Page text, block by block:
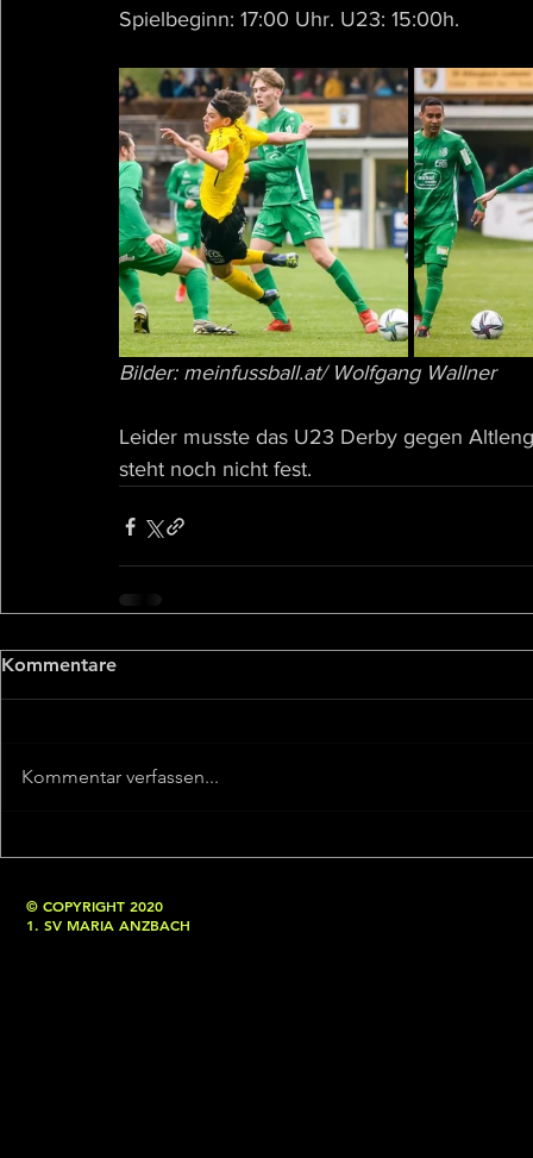
Spielbeginn: 17:00 Uhr. U23: 15:00h.
Bilder: meinfussball.at/ Wolfgang Wallner
Leider musste das U23 Derby gegen
steht noch nicht fest.
Kommentare
Kommentar verfassen...
© COPYRIGHT 2020
1. SV MARIA ANZBACH